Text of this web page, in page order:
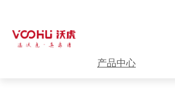
产品中心